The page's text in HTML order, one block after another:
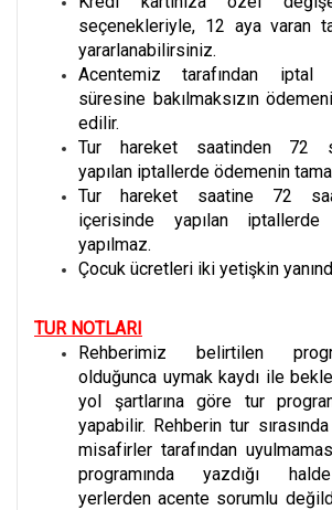
seçenekleriyle, 12 aya varan
yararlanabilirsiniz.
Acentemiz tarafından iptal
süresine bakılmaksızın
edilir.
Tur hareket saatinden 72
yapılan iptallerde ödemenin
Tur hareket saatine 72
içerisinde yapılan
yapılmaz.
Çocuk ücretleri iki yetişkin
TUR NOTLARI
Rehberimiz belirtilen
olduğunca uymak kaydı ile
yol şartlarına göre tur
yapabilir. Rehberin tur
misafirler tarafından
programında yazdığı
yerlerden acente sorumlu